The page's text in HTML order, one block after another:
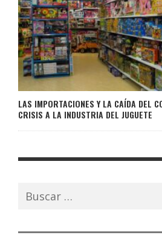
LAS IMPORTACIONES Y LA CAÍDA DEL
CRISIS A LA INDUSTRIA DEL JUGUETE
Buscar: